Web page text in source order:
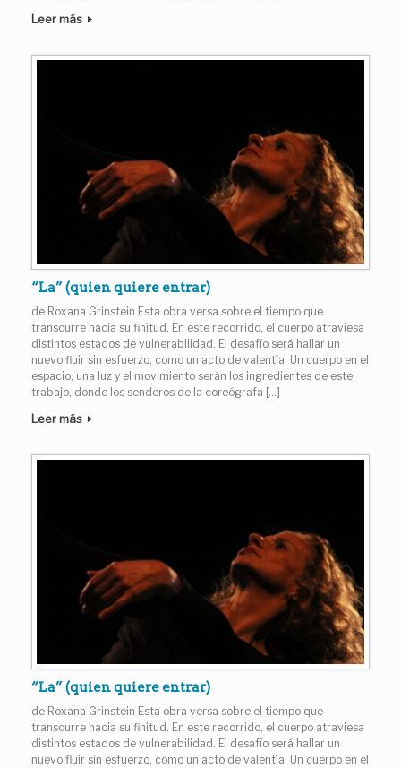
Leer más
“La” (quien quiere entrar)
de Roxana Grinstein Esta obra versa sobre el tiempo que
transcurre hacia su finitud. En este recorrido, el cuerpo atraviesa
distintos estados de vulnerabilidad. El desafío será hallar un
nuevo fluir sin esfuerzo, como un acto de valentía. Un cuerpo en el
espacio, una luz y el movimiento serán los ingredientes de este
trabajo, donde los senderos de la coreógrafa […]
Leer más
“La” (quien quiere entrar)
de Roxana Grinstein Esta obra versa sobre el tiempo que
transcurre hacia su finitud. En este recorrido, el cuerpo atraviesa
distintos estados de vulnerabilidad. El desafío será hallar un
nuevo fluir sin esfuerzo, como un acto de valentía. Un cuerpo en el